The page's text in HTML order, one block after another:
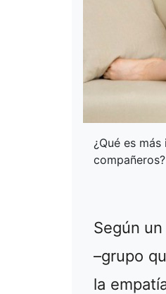
¿Qué es
Según
–grupo
la